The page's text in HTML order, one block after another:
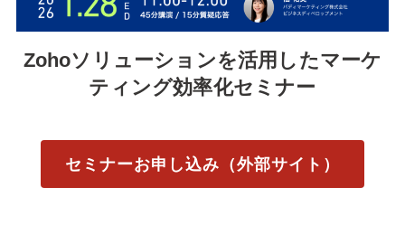
Zohoソリューションを活用したマーケ
ティング効率化セミナー
セミナーお申し込み（外部サイト）